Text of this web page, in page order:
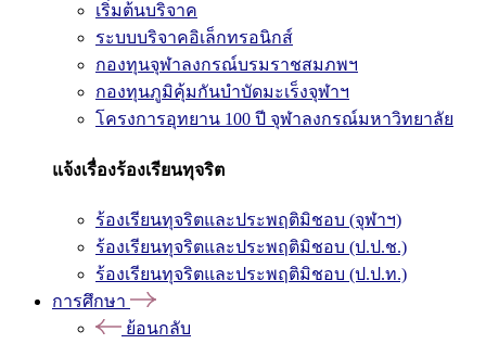
เริ่มต้นบริจาค
ระบบบริจาคอิเล็กทรอนิกส์
กองทุนจุฬาลงกรณ์บรมราชสมภพฯ
กองทุนภูมิคุ้มกันบำบัดมะเร็งจุฬาฯ
โครงการอุทยาน 100 ปี จุฬาลงกรณ์มหาวิทยาลัย
แจ้งเรื่องร้องเรียนทุจริต
ร้องเรียนทุจริตและประพฤติมิชอบ (จุฬาฯ)
ร้องเรียนทุจริตและประพฤติมิชอบ (ป.ป.ช.)
ร้องเรียนทุจริตและประพฤติมิชอบ (ป.ป.ท.)
การศึกษา
ย้อนกลับ